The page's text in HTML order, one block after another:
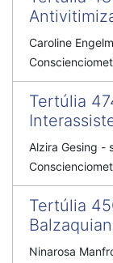
Caroline
Tertúlia
Alzira Gesing -
Tertúlia
Ninarosa